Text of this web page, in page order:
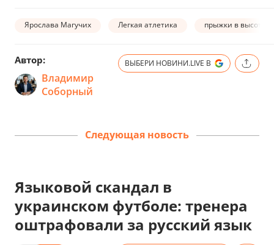
Ярослава Магучих Легкая атлетика прыжки в высоту
Автор:
Владимир
Соборный
ВЫБЕРИ НОВИНИ.LIVE В
Следующая новость
Языковой скандал в
украинском футболе: тренера
оштрафовали за русский язык